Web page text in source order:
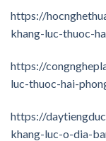
https://
khang-luc-thuoc-
https://
luc-thuoc-hai-
https://
khang-luc-o-dia-